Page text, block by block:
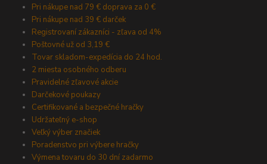
Pri nákupe nad 79 € doprava za 0 €
Pri nákupe nad 39 € darček
Registrovaní zákazníci - zľava od 4%
Poštovné už od 3,19 €
Tovar skladom-expedícia do 24 hod.
2 miesta osobného odberu
Pravidelné zľavové akcie
Darčekové poukazy
Certifikované a bezpečné hračky
Udržateľný e-shop
Veľký výber značiek
Poradenstvo pri výbere hračky
Výmena tovaru do 30 dní zadarmo